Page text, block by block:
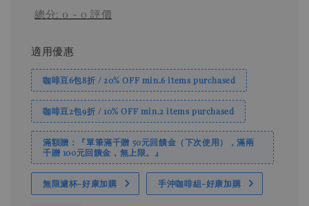
總分: 0 - 0 評價
適用優惠
咖啡豆6包8折 / 20% OFF min.6 items purchased
咖啡豆2包9折 / 10% OFF min.2 items purchased
滿額贈：『單筆滿千贈 50元回饋金（下次使用），滿兩
千贈 100元回饋金，無上限。』
無限濾杯-好康加購 手沖咖啡組-好康加購